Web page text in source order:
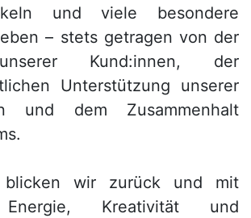
und viele besondere
– stets getragen von der
Kund:innen, der
Unterstützung unserer
und dem Zusammenhalt
wir zurück und mit
Energie, Kreativität und